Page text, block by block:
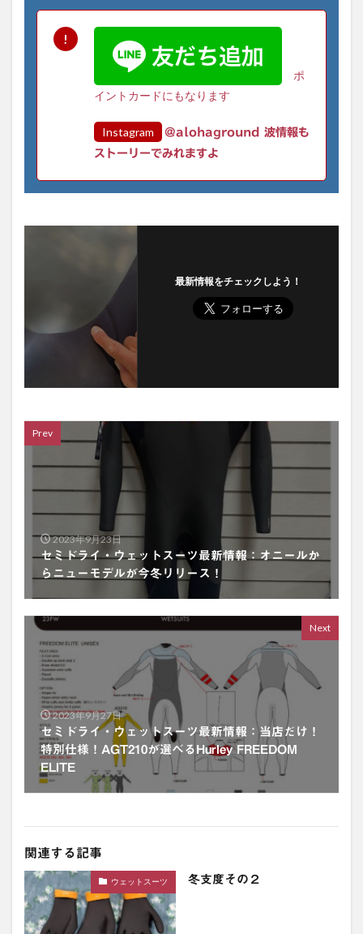
ポ
イントカードにもなります
Instagram
@alohaground 波情報も
ストーリーでみれますよ
最新情報をチェックしよう！
Prev
2023年9月23日
セミドライ・ウェットスーツ最新情報：オニールか
らニューモデルが今冬リリース！
Next
2023年9月27日
セミドライ・ウェットスーツ最新情報：当店だけ！
特別仕様！AGT210が選べるHurley FREEDOM
ELITE
関連する記事
ウェットスーツ 冬支度その２